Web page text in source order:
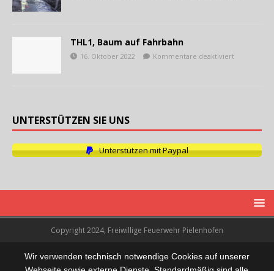
THL1, Baum auf Fahrbahn
16. Oktober 2022 Kommentare deaktiviert
UNTERSTÜTZEN SIE UNS
Unterstützen mit Paypal
Copyright 2024, Freiwillige Feuerwehr Pielenhofen
Wir verwenden technisch notwendige Cookies auf unserer